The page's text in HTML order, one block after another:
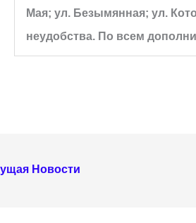
Мая; ул. Безымянная; ул.
неудобства. По всем
Новости